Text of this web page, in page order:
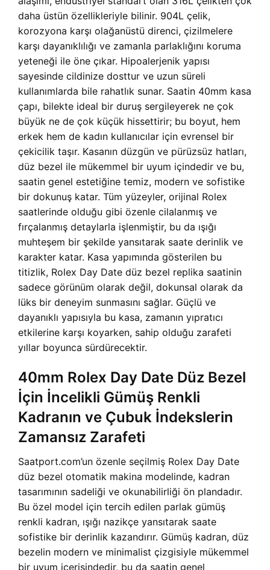
daha üstün özellikleriyle bilinir. 904L çelik,
korozyona karşı olağanüstü direnci, çizilmelere
karşı dayanıklılığı ve zamanla parlaklığını koruma
yeteneği ile öne çıkar. Hipoalerjenik yapısı
sayesinde cildinize dosttur ve uzun süreli
kullanımlarda bile rahatlık sunar. Saatin 40mm kasa
çapı, bilekte ideal bir duruş sergileyerek ne çok
büyük ne de çok küçük hissettirir; bu boyut, hem
erkek hem de kadın kullanıcılar için evrensel bir
çekicilik taşır. Kasanın düzgün ve pürüzsüz hatları,
düz bezel ile mükemmel bir uyum içindedir ve bu,
saatin genel estetiğine temiz, modern ve sofistike
bir dokunuş katar. Tüm yüzeyler, orijinal Rolex
saatlerinde olduğu gibi özenle cilalanmış ve
fırçalanmış detaylarla işlenmiştir, bu da ışığı
muhteşem bir şekilde yansıtarak saate derinlik ve
karakter katar. Kasa yapımında gösterilen bu
titizlik, Rolex Day Date düz bezel replika saatinin
sadece görünüm olarak değil, dokunsal olarak da
lüks bir deneyim sunmasını sağlar. Güçlü ve
dayanıklı yapısıyla bu kasa, zamanın yıpratıcı
etkilerine karşı koyarken, sahip olduğu zarafeti
yıllar boyunca sürdürecektir.
40mm Rolex Day Date Düz Bezel
İçin İncelikli Gümüş Renkli
Kadranın ve Çubuk İndekslerin
Zamansız Zarafeti
Saatport.com’un özenle seçilmiş Rolex Day Date
düz bezel otomatik makina modelinde, kadran
tasarımının sadeliği ve okunabilirliği ön plandadır.
Bu özel model için tercih edilen parlak gümüş
renkli kadran, ışığı nazikçe yansıtarak saate
sofistike bir derinlik kazandırır. Gümüş kadran, düz
bezelin modern ve minimalist çizgisiyle mükemmel
bir uyum içerisindedir, bu da saatin genel